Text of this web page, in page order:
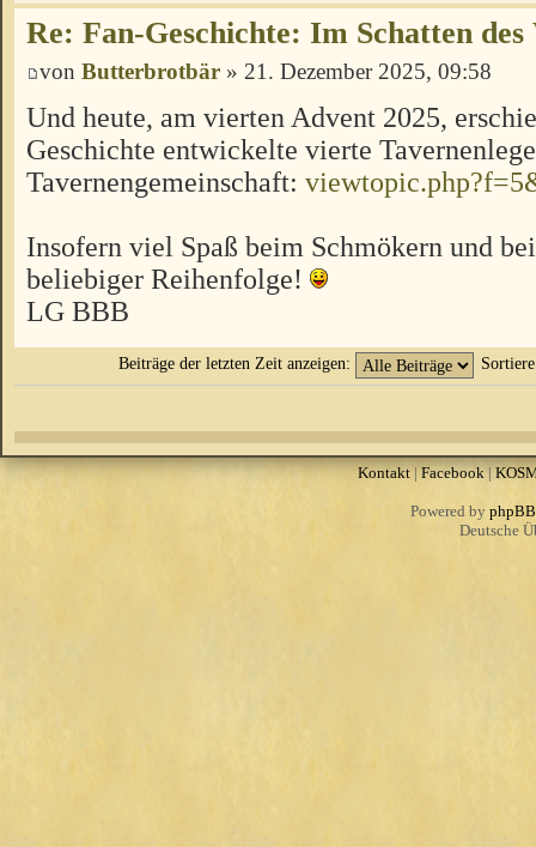
Re: Fan-Geschichte: Im Schatten
von Butterbrotbär » 21. Dezember 2025, 09:58
Und heute, am vierten Advent 2025,
Geschichte entwickelte vierte
Tavernengemeinschaft:
Insofern viel Spaß beim Schmökern und
beliebiger Reihenfolge!
LG BBB
Beiträge der letzten Zeit anzeigen:
Kontakt| Facebook |
Powered by phpBB
Deutsche